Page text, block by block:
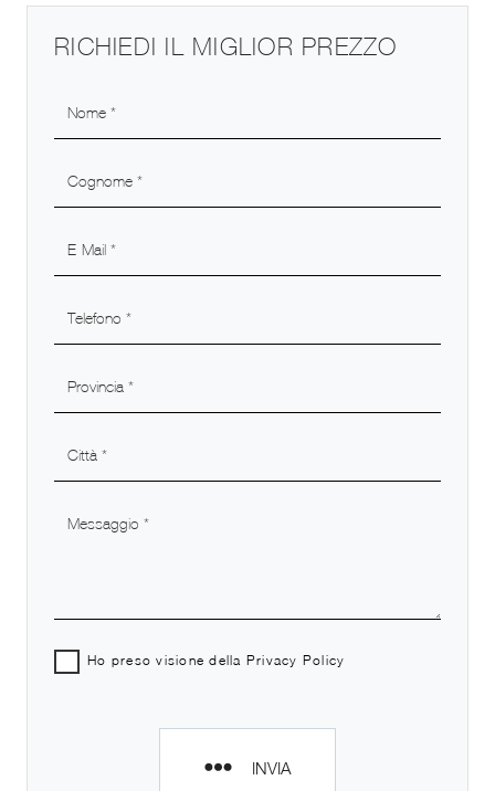
RICHIEDI IL MIGLIOR PREZZO
Ho preso visione della Privacy Policy
INVIA